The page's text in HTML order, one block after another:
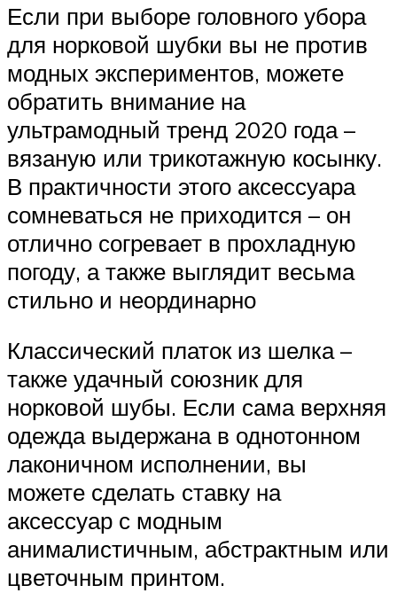
Если при выборе головного убора
для норковой шубки вы не против
модных экспериментов, можете
обратить внимание на
ультрамодный тренд 2020 года –
вязаную или трикотажную косынку.
В практичности этого аксессуара
сомневаться не приходится – он
отлично согревает в прохладную
погоду, а также выглядит весьма
стильно и неординарно
Классический платок из шелка –
также удачный союзник для
норковой шубы. Если сама верхняя
одежда выдержана в однотонном
лаконичном исполнении, вы
можете сделать ставку на
аксессуар с модным
анималистичным, абстрактным или
цветочным принтом.